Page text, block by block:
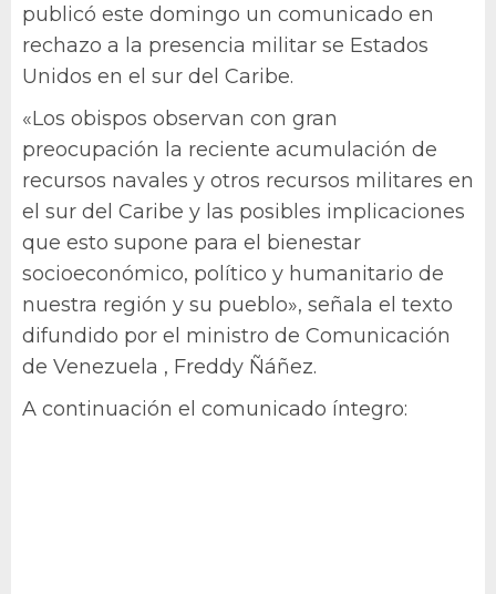
publicó este domingo un comunicado en
rechazo a la presencia militar se Estados
Unidos en el sur del Caribe.
«Los obispos observan con gran
preocupación la reciente acumulación de
recursos navales y otros recursos militares en
el sur del Caribe y las posibles implicaciones
que esto supone para el bienestar
socioeconómico, político y humanitario de
nuestra región y su pueblo», señala el texto
difundido por el ministro de Comunicación
de Venezuela , Freddy Ñáñez.
A continuación el comunicado íntegro: